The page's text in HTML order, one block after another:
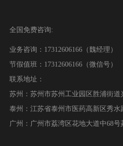
全国免费咨询:
业务咨询：17312606166（魏经理）
节假值班：17312606166（微信号）
联系地址：
苏州：苏州市苏州工业园区胜浦街道
泰州：江苏省泰州市医药高新区秀水
广州：广州市荔湾区花地大道中68号